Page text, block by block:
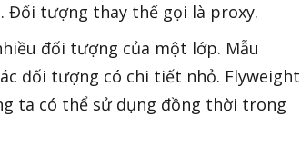
Đối tượng thay thế gọi là proxy.
đối tượng của một lớp. Mẫu
đối tượng có chi tiết nhỏ. Flyweight
ta có thể sử dụng đồng thời trong